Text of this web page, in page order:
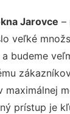
Jarovce –
veľké
budeme
prístup je